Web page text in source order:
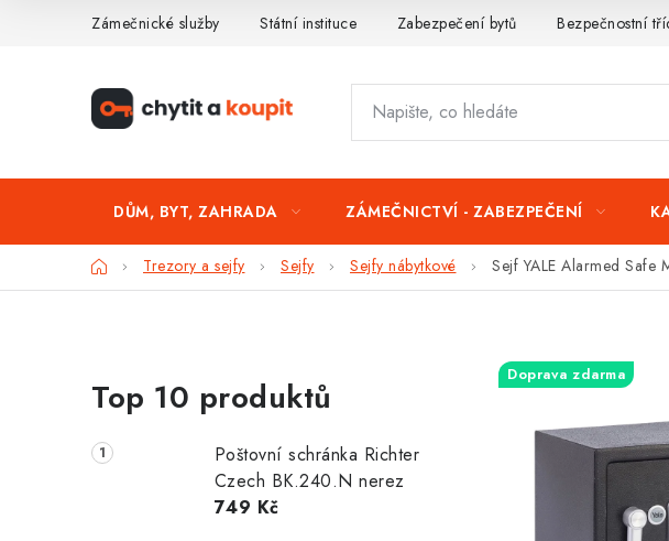
Zámečnické služby Státní instituce Zabezpečení bytů Bezpečnostní
DŮM, BYT, ZAHRADA ZÁMEČNICTVÍ - ZABEZPEČENÍ
DomůTrezory a sejfy Sejfy Sejfy nábytkové Sejf YALE Alarmed Safe
o
s
Top 10 produktů
Poštovní schránka Richter
Czech BK.240.N nerez
749 Kč
Doprava zdarma